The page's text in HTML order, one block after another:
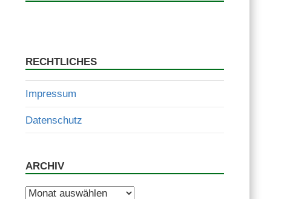
RECHTLICHES
Impressum
Datenschutz
ARCHIV
Archiv